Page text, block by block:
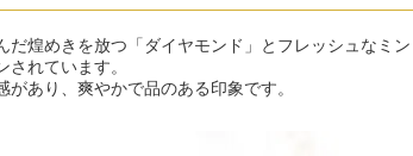
だ煌めきを放つ「ダイヤモンド」とフレッシュなミ
されています。
があり、爽やかで品のある印象です。